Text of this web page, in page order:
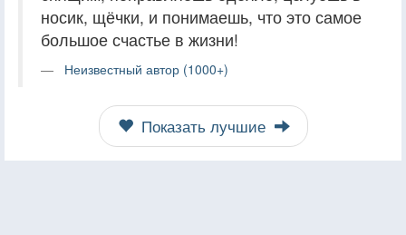
носик, щёчки, и понимаешь, что это самое
большое счастье в жизни!
Неизвестный автор (1000+)
Показать лучшие